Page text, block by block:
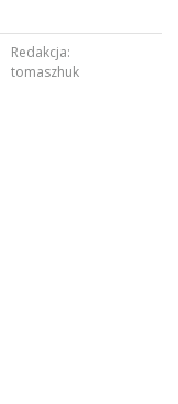
Redakcja:
tomaszhuk